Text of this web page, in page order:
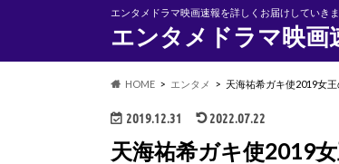
エンタメドラマ映画速報を詳しくお届けしていきま
エンタメドラマ映画
HOME エンタメ 天海祐希ガキ使2019女
2019.12.31 2022.07.22
天海祐希ガキ使2019